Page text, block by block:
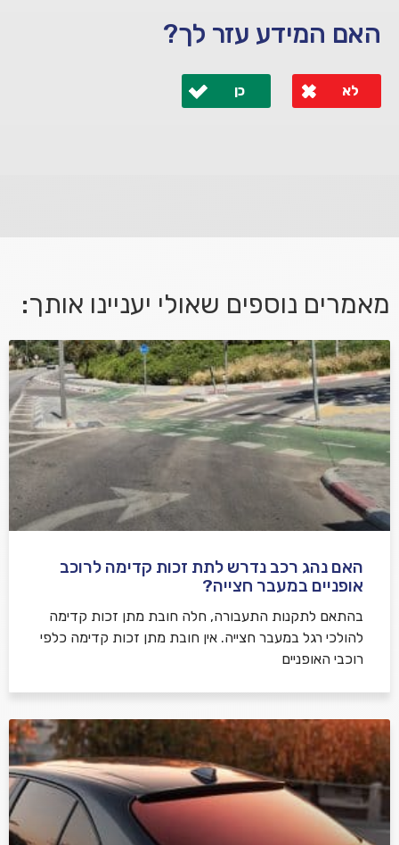
האם המידע עזר לך?
לא כן
אני מאשר/ת קבלת דיוור במייל ושימוש בפרטים בהתאם
למדיניות הפרטיות
שלח משוב
מאמרים נוספים שאולי יעניינו אותך:
האם נהג רכב נדרש לתת זכות קדימה לרוכב
אופניים במעבר חצייה?
בהתאם לתקנות התעבורה, חלה חובת מתן זכות קדימה
להולכי רגל במעבר חצייה. אין חובת מתן זכות קדימה כלפי
רוכבי האופניים